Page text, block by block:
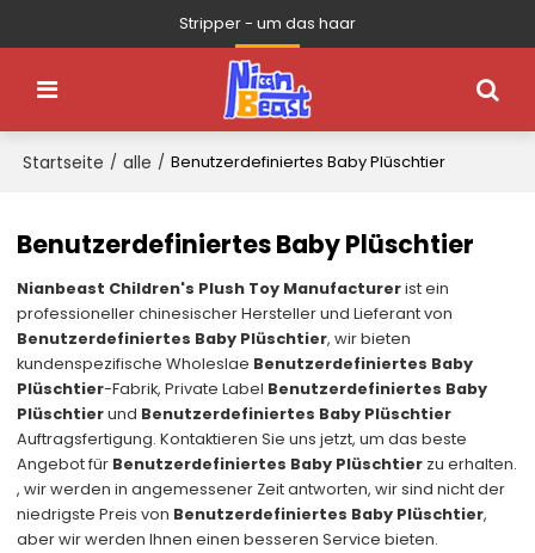
Stripper - um das haar
Startseite / alle / Benutzerdefiniertes Baby Plüschtier
Benutzerdefiniertes Baby Plüschtier
Nianbeast Children's Plush Toy Manufacturerist ein
professioneller chinesischer Hersteller und Lieferant von
Benutzerdefiniertes Baby Plüschtier, wir bieten
kundenspezifische Wholeslae Benutzerdefiniertes Baby
Plüschtier-Fabrik, Private Label Benutzerdefiniertes Baby
Plüschtierund Benutzerdefiniertes Baby Plüschtier
Auftragsfertigung. Kontaktieren Sie uns jetzt, um das beste
Angebot für Benutzerdefiniertes Baby Plüschtier zu erhalten.
, wir werden in angemessener Zeit antworten, wir sind nicht der
niedrigste Preis von Benutzerdefiniertes Baby Plüschtier,
aber wir werden Ihnen einen besseren Service bieten.